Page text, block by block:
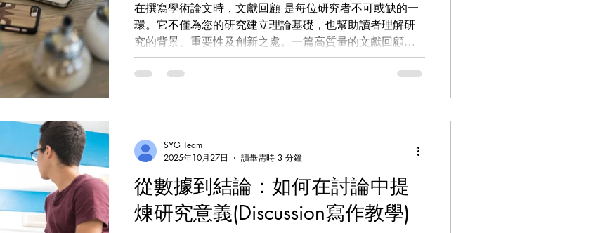
在撰寫學術論文時，文獻回顧 是每位研究者不可或缺的一
環。它不僅為您的研究建立理論基礎，也幫助讀者理解研
究的背景、重要性及創新之處。一篇高質量的文獻回顧能
夠提升整體論文的學術價值，甚至直接影響審稿人對研究
的評價。
從數據到結論：如何在討論中提
煉研究意義(Discussion寫作教學)
SYG Team
2025年10月27日
讀畢需時 3 分鐘